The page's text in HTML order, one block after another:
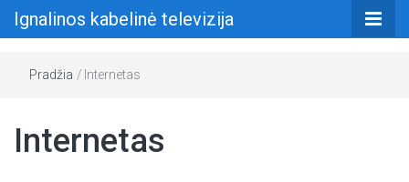
Ignalinos kabelinė televizija
Pradžia / Internetas
Internetas